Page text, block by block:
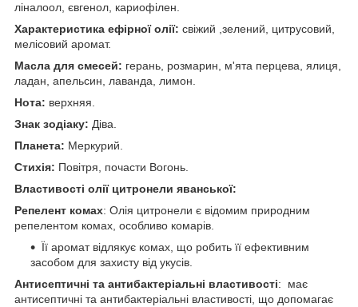
ліналоол, євгенол, кариофілен.
Характеристика ефірної олії: свіжий ,зелений, цитрусовий,
мелісовий аромат.
Масла для смесей: герань, розмарин, м'ята перцева, ялиця,
ладан, апельсин, лаванда, лимон.
Нота: верхняя.
Знак зодіаку: Діва.
Планета: Меркурий.
Стихія: Повітря, почасти Вогонь.
Властивості олії цитронели яванської:
Репелент комах: Олія цитронели є відомим природним
репелентом комах, особливо комарів.
Її аромат відлякує комах, що робить її ефективним
засобом для захисту від укусів.
Антисептичні та антибактеріальні властивості: має
антисептичні та антибактеріальні властивості, що допомагає